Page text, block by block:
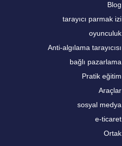
Blog
tarayıcı parmak izi
oyunculuk
Anti-algılama tarayıcısı
bağlı pazarlama
Pratik eğitim
Araçlar
sosyal medya
e-ticaret
Ortak